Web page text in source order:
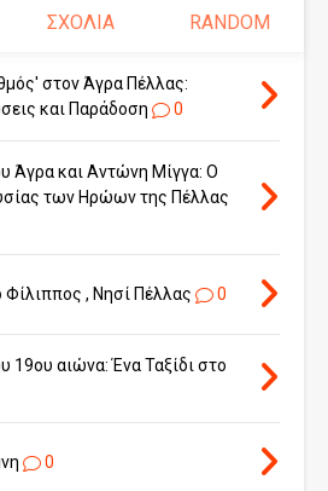
ΣΧΟΛΙΑ RANDOM
στον Άγρα Πέλλας:
και Παράδοση
0
Άγρα και Αντώνη Μίγγα: Ο
των Ηρώων της Πέλλας
, Νησί Πέλλας 0
19ου αιώνα: Ένα Ταξίδι στο
0